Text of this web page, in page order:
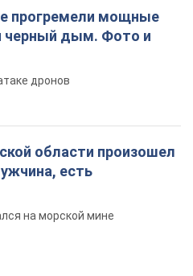
прогремели мощные
черный дым. Фото и
дронов
области произошел
есть
на морской мине